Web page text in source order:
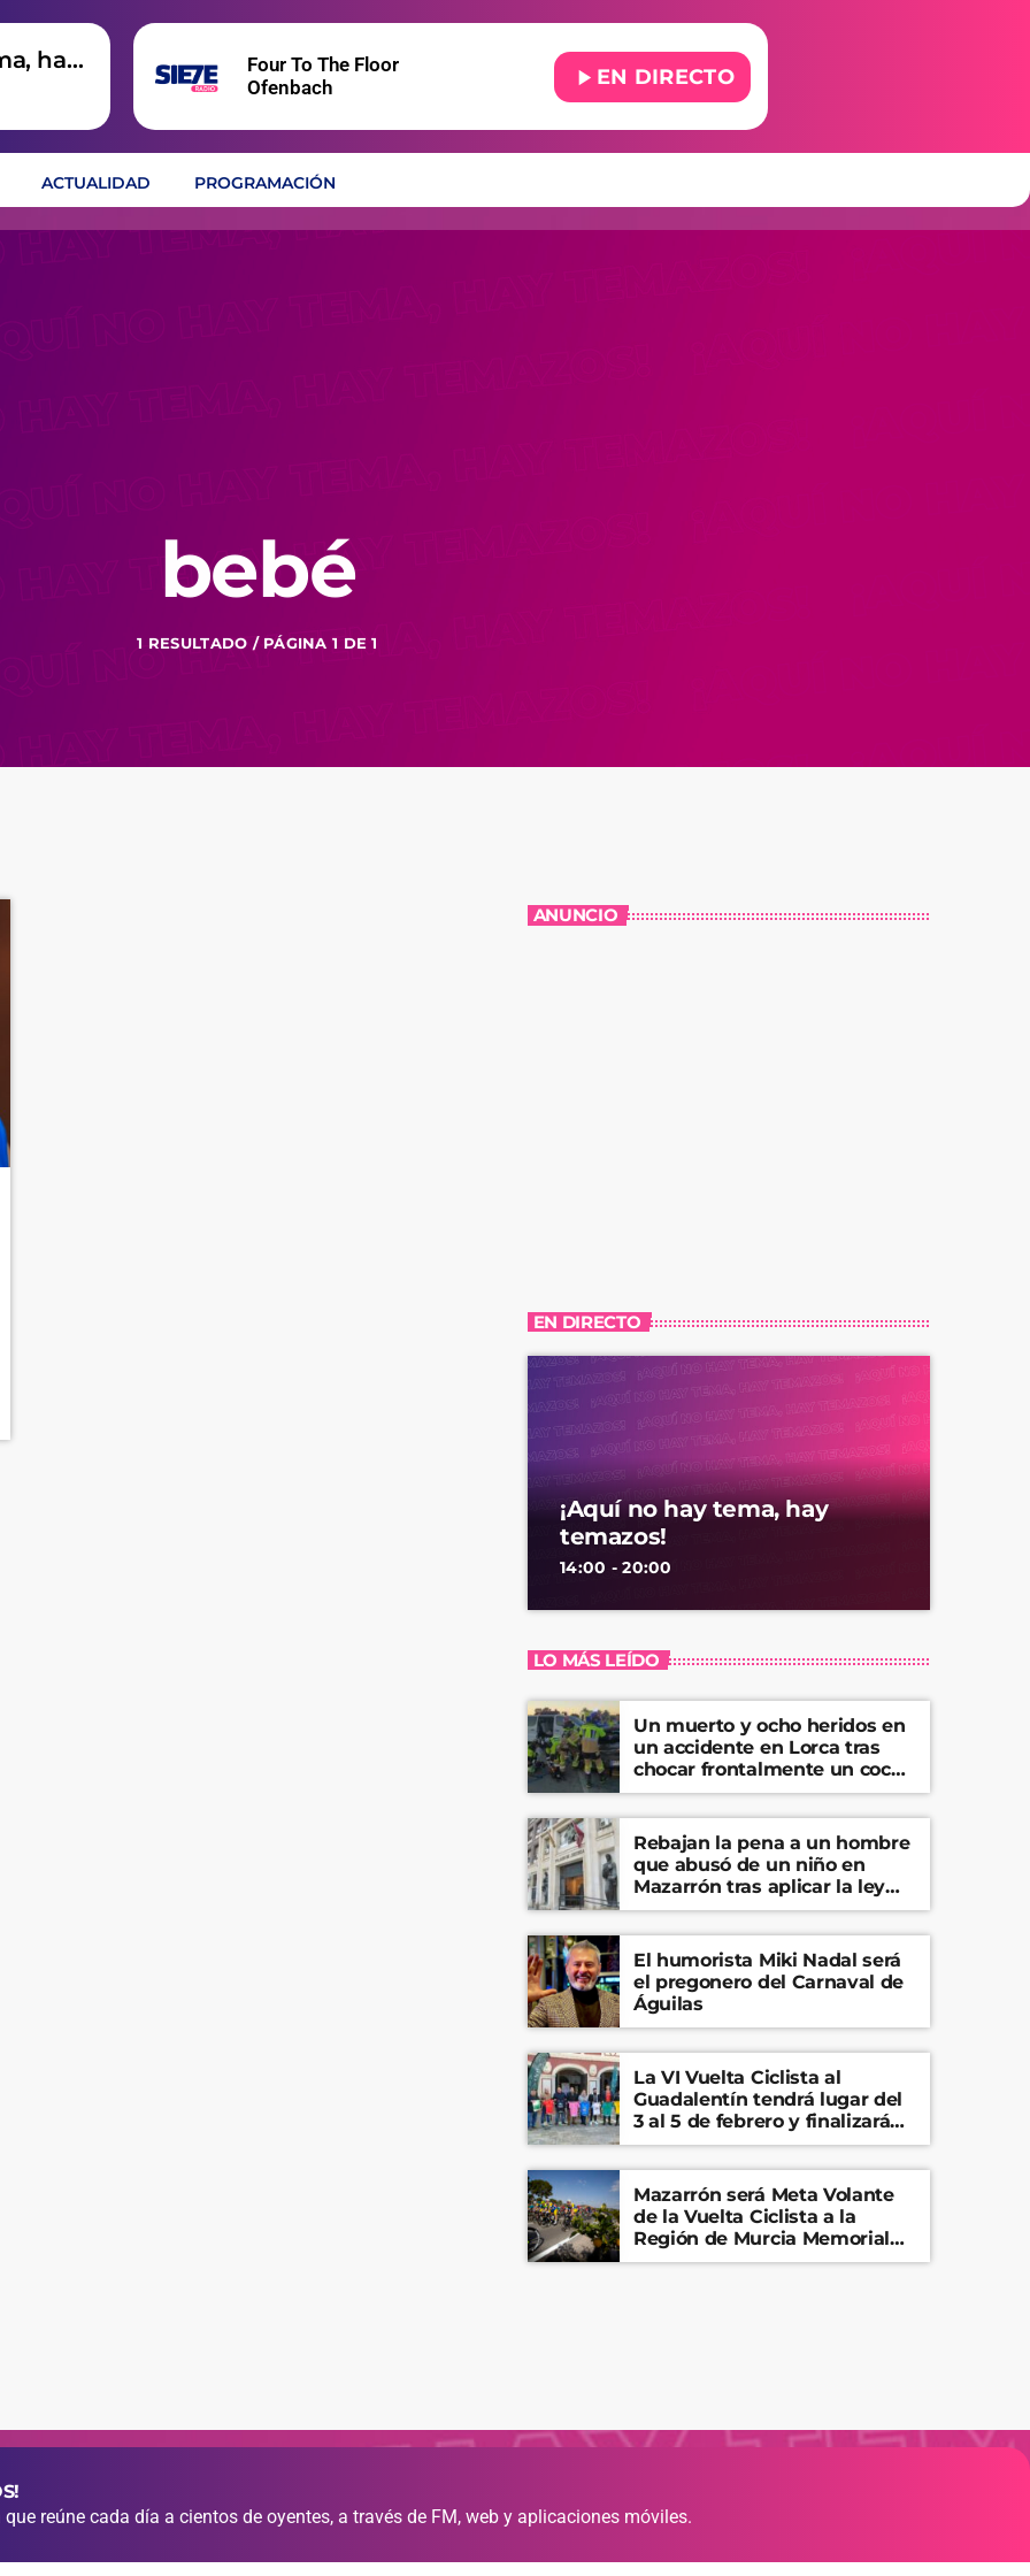
hay
Four To The Floor
Ofenbach
play_arrow EN DIRECTO
ACTUALIDAD PROGRAMACIÓN
bebé
1 RESULTADO / PÁGINA 1 DE 1
ANUNCIO
EN DIRECTO
¡Aquí no hay tema, hay
temazos!
14:00 - 20:00
LO MÁS LEÍDO
Un muerto y ocho heridos en
un accidente en Lorca tras
chocar frontalmente un coche
y una furgoneta
Rebajan la pena a un hombre
que abusó de un niño en
Mazarrón tras aplicar la ley
del ‘solo sí es sí’
El humorista Miki Nadal será
el pregonero del Carnaval de
Águilas
La VI Vuelta Ciclista al
Guadalentín tendrá lugar del
3 al 5 de febrero y finalizará
en el Castillo de Lorca
Mazarrón será Meta Volante
de la Vuelta Ciclista a la
Región de Murcia Memorial
Mariano Rojas
reúne cada día a cientos de oyentes, a través de FM, web y aplicaciones móviles.